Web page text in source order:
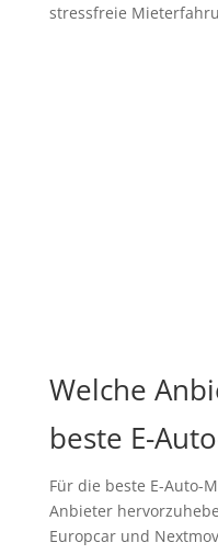
stressfreie
Welche
beste E-
Für die beste E-Auto-
Anbieter
Europcar und